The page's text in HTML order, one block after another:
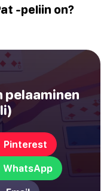
-peliin on?
Pinterest
WhatsApp